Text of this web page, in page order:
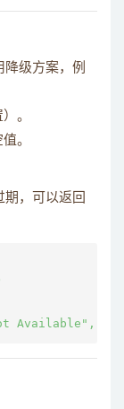
级方案，例
。
。
，可以返回